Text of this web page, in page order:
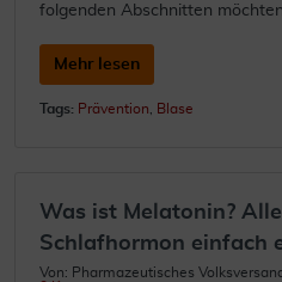
folgenden Abschnitten
Mehr lesen
Tags: Prävention Blase
Was ist Melatonin?
Schlafhormon einfach
Von: Pharmazeutisches